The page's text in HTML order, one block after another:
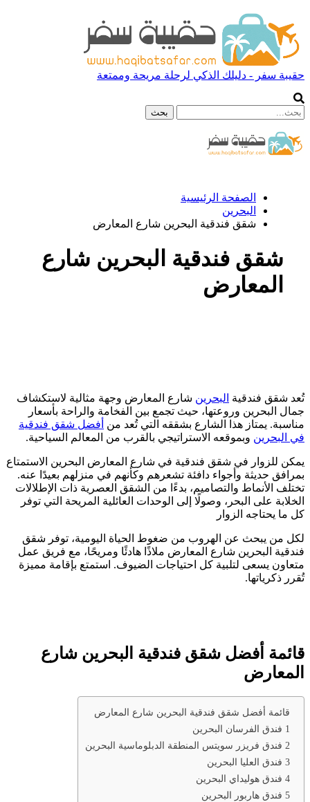
حقيبة سفر - دليلك الذكي لرحلة مريحة وممتعة
الصفحة الرئيسية
البحرين
شقق فندقية البحرين شارع المعارض
شقق فندقية البحرين شارع
المعارض
تُعد شقق فندقية البحرين شارع المعارض وجهة مثالية لاستكشاف
جمال البحرين وروعتها، حيث تجمع بين الفخامة والراحة بأسعار
مناسبة. يمتاز هذا الشارع بشققه التي تُعد من أفضل شقق فندقية
في البحرين وبموقعه الاستراتيجي بالقرب من المعالم السياحية.
يمكن للزوار في شقق فندقية في شارع المعارض البحرين الاستمتاع
بمرافق حديثة وأجواء دافئة تشعرهم وكأنهم في منزلهم بعيدًا عنه.
تختلف الأنماط والتصاميم، بدءًا من الشقق العصرية ذات الإطلالات
الخلابة على البحر، وصولًا إلى الوحدات العائلية المريحة التي توفر
كل ما يحتاجه الزوار
لكل من يبحث عن الهروب من ضغوط الحياة اليومية، توفر شقق
فندقية البحرين شارع المعارض ملاذًا هادئًا ومريحًا، مع فريق عمل
متعاون يسعى لتلبية كل احتياجات الضيوف. استمتع بإقامة مميزة
تُقرر ذكرياتها.
قائمة أفضل شقق فندقية البحرين شارع
المعارض
قائمة أفضل شقق فندقية البحرين شارع المعارض
1 فندق الفرسان البحرين
2 فندق فريزر سويتس المنطقة الدبلوماسية البحرين
3 فندق العليا البحرين
4 فندق هوليداي البحرين
5 فندق هاربور البحرين